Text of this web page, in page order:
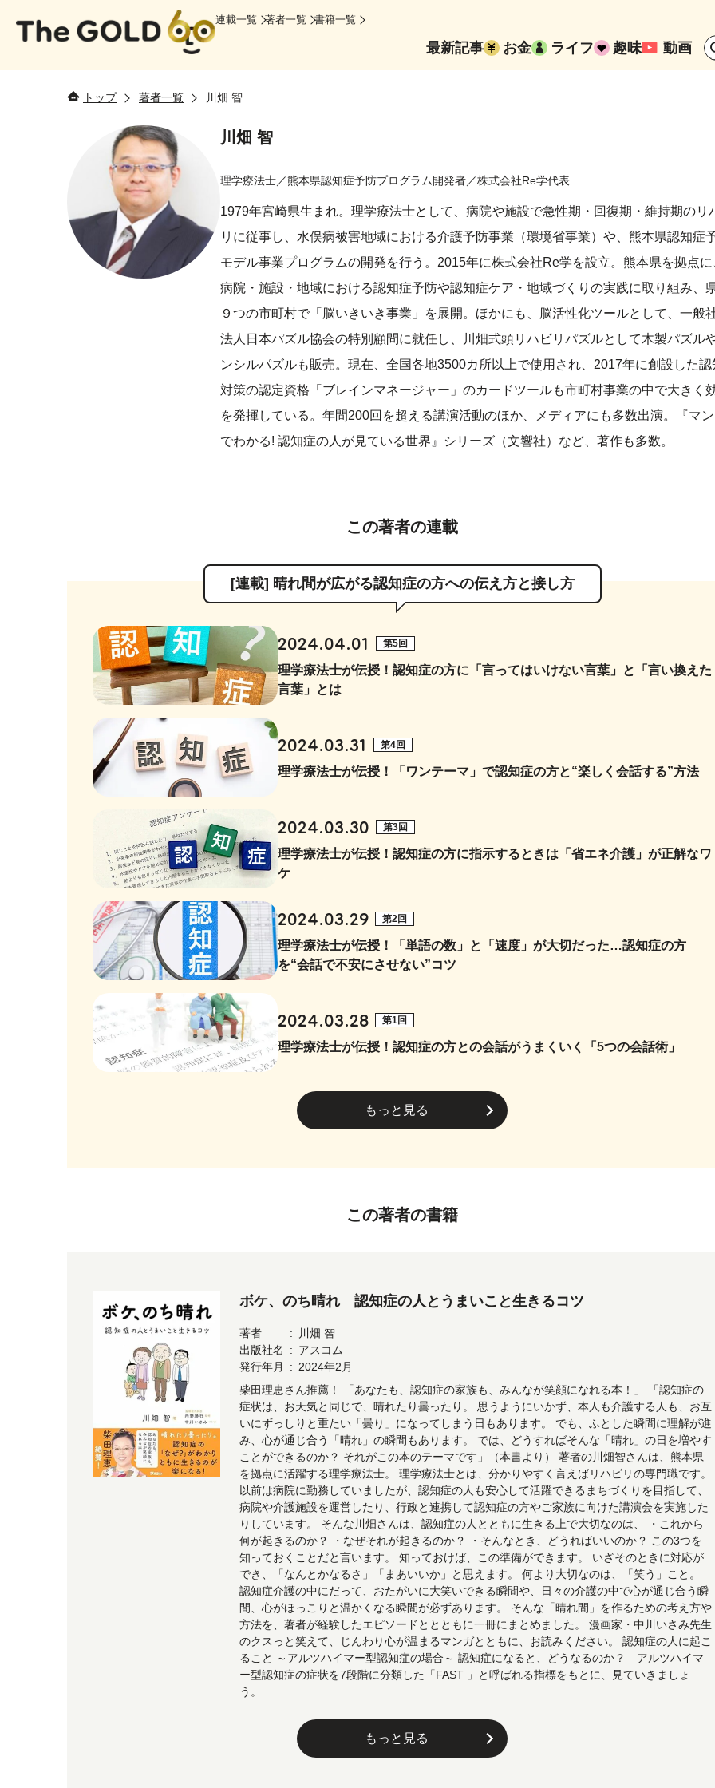
最新記事 お金 ライフ 趣味 動画
ン
連載一覧 著者一覧 書籍一覧
トップ 著者一覧 川畑 智
川畑 智
理学療法士／熊本県認知症予防プログラム開発者／株式会社Re学代表
1979年宮崎県生まれ。理学療法士として、病院や施設で急性期・回復期・維持期のリ
リに従事し、水俣病被害地域における介護予防事業（環境省事業）や、熊本県認知症
モデル事業プログラムの開発を行う。2015年に株式会社Re学を設立。熊本県を拠点に
病院・施設・地域における認知症予防や認知症ケア・地域づくりの実践に取り組み、
９つの市町村で「脳いきいき事業」を展開。ほかにも、脳活性化ツールとして、一般
法人日本パズル協会の特別顧問に就任し、川畑式頭リハビリパズルとして木製パズル
ンシルパズルも販売。現在、全国各地3500カ所以上で使用され、2017年に創設した認
対策の認定資格「ブレインマネージャー」のカードツールも市町村事業の中で大きく
を発揮している。年間200回を超える講演活動のほか、メディアにも多数出演。『マ
でわかる! 認知症の人が見ている世界』シリーズ（文響社）など、著作も多数。
この著者の連載
[連載] 晴れ間が広がる認知症の方への伝え方と接し方
2024.04.01 第5回
理学療法士が伝授！認知症の方に「言ってはいけない言葉」と「言い換えた
言葉」とは
2024.03.31 第4回
理学療法士が伝授！「ワンテーマ」で認知症の方と“楽しく会話する”方法
2024.03.30 第3回
理学療法士が伝授！認知症の方に指示するときは「省エネ介護」が正解なワ
ケ
2024.03.29 第2回
理学療法士が伝授！「単語の数」と「速度」が大切だった…認知症の方
を“会話で不安にさせない”コツ
2024.03.28 第1回
理学療法士が伝授！認知症の方との会話がうまくいく「5つの会話術」
もっと見る
この著者の書籍
ボケ、のち晴れ 認知症の人とうまいこと生きるコツ
著者
川畑 智
出版社名
アスコム
発行年月
2024年2月
柴田理恵さん推薦！ 「あなたも、認知症の家族も、みんなが笑顔になれる本！」 「認知症の
症状は、お天気と同じで、晴れたり曇ったり。 思うようにいかず、本人も介護する人も、お互
いにずっしりと重たい「曇り」になってしまう日もあります。 でも、ふとした瞬間に理解が進
み、心が通じ合う「晴れ」の瞬間もあります。 では、どうすればそんな「晴れ」の日を増やす
ことができるのか？ それがこの本のテーマです」（本書より） 著者の川畑智さんは、熊本県
を拠点に活躍する理学療法士。 理学療法士とは、分かりやすく言えばリハビリの専門職です。
以前は病院に勤務していましたが、認知症の人も安心して活躍できるまちづくりを目指して、
病院や介護施設を運営したり、行政と連携して認知症の方やご家族に向けた講演会を実施した
りしています。 そんな川畑さんは、認知症の人とともに生きる上で大切なのは、 ・これから
何が起きるのか？ ・なぜそれが起きるのか？ ・そんなとき、どうればいいのか？ この3つを
知っておくことだと言います。 知っておけば、この準備ができます。 いざそのときに対応が
でき、「なんとかなるさ」「まあいいか」と思えます。 何より大切なのは、「笑う」こと。
認知症介護の中にだって、おたがいに大笑いできる瞬間や、日々の介護の中で心が通じ合う瞬
間、心がほっこりと温かくなる瞬間が必ずあります。 そんな「晴れ間」を作るための考え方や
方法を、著者が経験したエピソードととともに一冊にまとめました。 漫画家・中川いさみ先生
のクスっと笑えて、じんわり心が温まるマンガとともに、お読みください。 認知症の人に起こ
ること ～アルツハイマー型認知症の場合～ 認知症になると、どうなるのか？ アルツハイマ
ー型認知症の症状を7段階に分類した「FAST 」と呼ばれる指標をもとに、見ていきましょ
う。
もっと見る